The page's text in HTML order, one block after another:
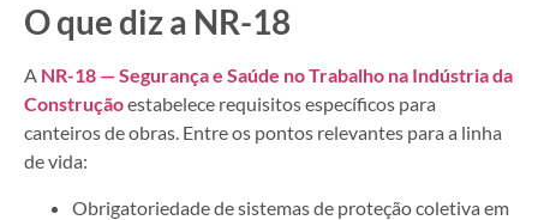
O que diz a NR-18
A NR-18 — Segurança e Saúde no Trabalho na Indústria da
Construçãoestabelece requisitos específicos para
canteiros de obras. Entre os pontos relevantes para a linha
de vida:
Obrigatoriedade de sistemas de proteção coletiva em